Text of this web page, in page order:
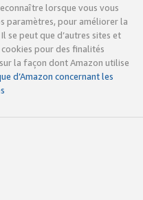
lorsque vous vous
paramètres, pour améliorer la
se peut que d’autres sites et
cookies pour des finalités
la façon dont Amazon utilise
d’Amazon concernant les